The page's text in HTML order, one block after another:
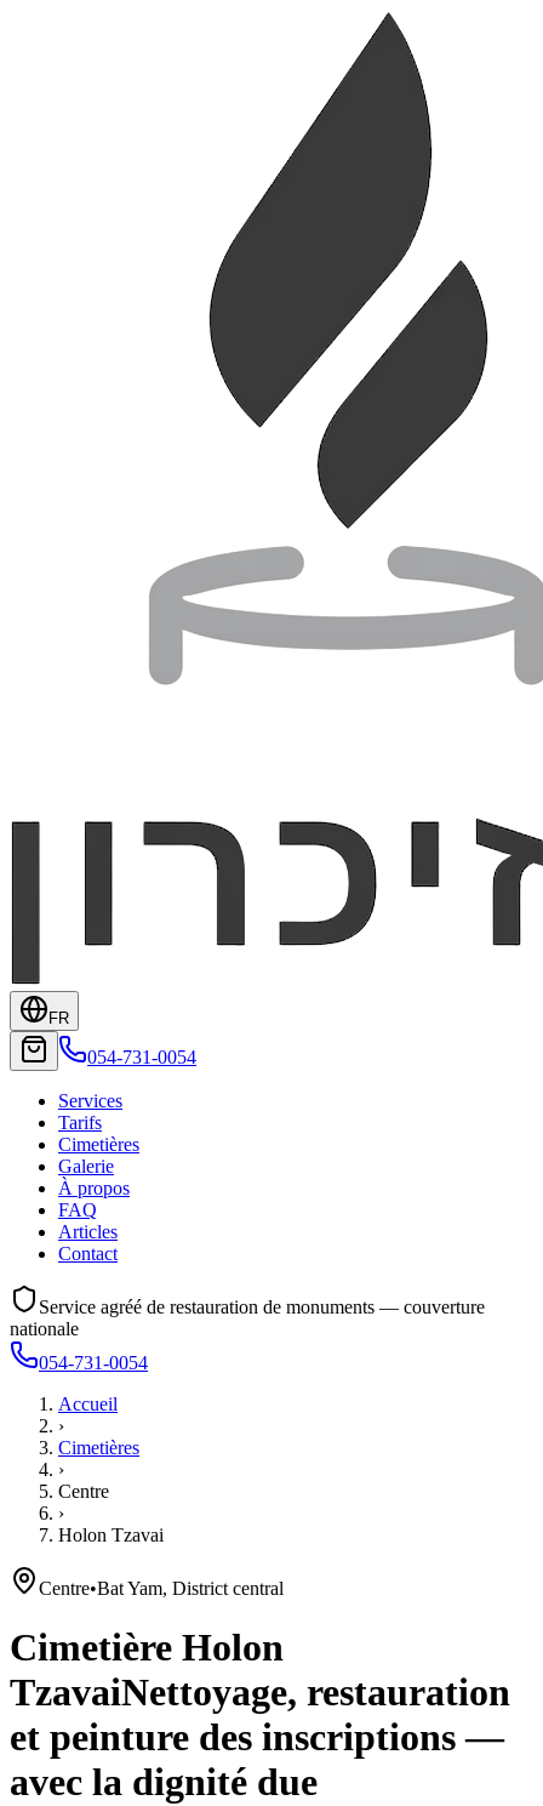
FR
054-731-0054
Services
Tarifs
Cimetières
Galerie
À propos
FAQ
Articles
Contact
Service agréé de restauration de monuments — couverture
nationale
054-731-0054
Accueil
›
Cimetières
›
Centre
›
Holon Tzavai
Centre•Bat Yam, District central
Cimetière Holon
TzavaiNettoyage, restauration
et peinture des inscriptions —
avec la dignité due